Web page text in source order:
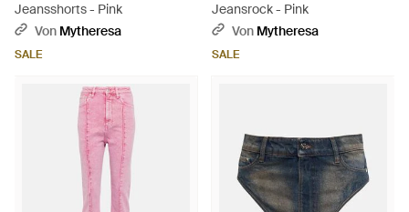
Jeansshorts - Pink
Von Mytheresa
SALE
Jeansrock - Pink
Von Mytheresa
SALE